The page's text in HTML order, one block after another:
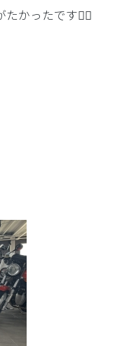
たかったです🙇‍♀️